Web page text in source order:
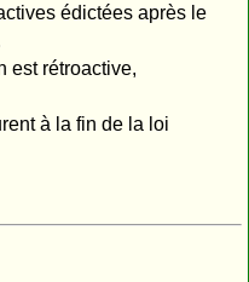
édictées après le
est rétroactive,
à la fin de la loi